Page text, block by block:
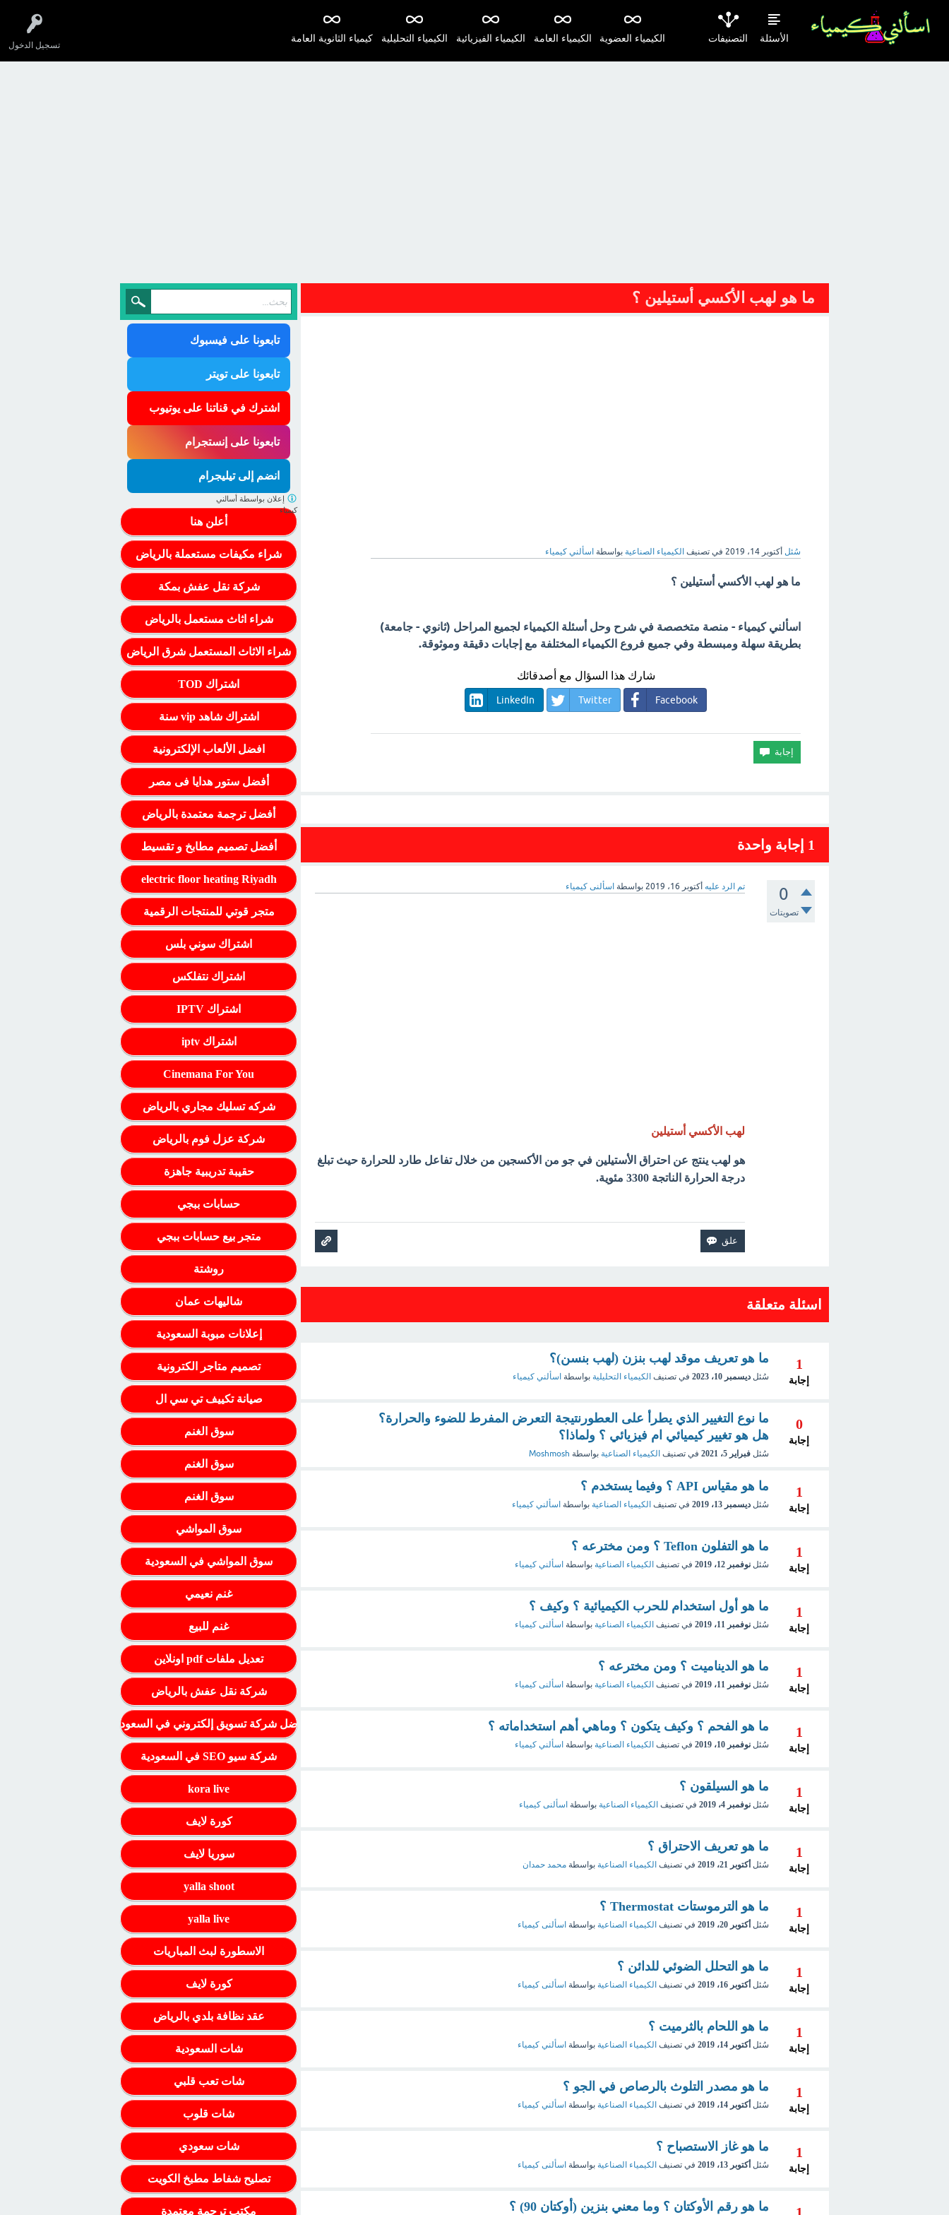
تسجيل الدخول
الأسئلة التصنيفات كيمياء الثانوية العامة الكيمياء التحليلية الكيمياء الفيزيائية الكيمياء العامة الكيمياء العضوية
ما هو لهب الأكسي أستيلين ؟
سُئل أكتوبر 14، 2019 في تصنيف الكيمياء الصناعية بواسطة اسألني كيمياء
ما هو لهب الأكسي أستيلين ؟
اسألني كيمياء - منصة متخصصة في شرح وحل أسئلة الكيمياء لجميع المراحل (ثانوي - جامعة)
بطريقة سهلة ومبسطة وفي جميع فروع الكيمياء المختلفة مع إجابات دقيقة وموثوقة.
شارك هذا السؤال مع أصدقائك
Facebook
Twitter
LinkedIn
1 إجابة واحدة
0
تصويتات
تم الرد عليه أكتوبر 16، 2019 بواسطة اسألنى كيمياء
لهب الأكسي أستيلين
هو لهب ينتج عن احتراق الأستيلين في جو من الأكسجين من خلال تفاعل طارد للحرارة حيث تبلغ
درجة الحرارة الناتجة 3300 مئوية.
اسئلة متعلقة
1
إجابة
ما هو تعريف موقد لهب بنزن (لهب بنسن)؟
سُئل ديسمبر 10، 2023 في تصنيف الكيمياء التحليلية بواسطة اسألني كيمياء
0
إجابة
ما نوع التغيير الذي يطرأ على العطورنتيجة التعرض المفرط للضوء والحرارة؟
هل هو تغيير كيميائي ام فيزيائي ؟ ولماذا؟
سُئل فبراير 5، 2021 في تصنيف الكيمياء الصناعية بواسطة Moshmosh
1
إجابة
ما هو مقياس API ؟ وفيما يستخدم ؟
سُئل ديسمبر 13، 2019 في تصنيف الكيمياء الصناعية بواسطة اسألني كيمياء
1
إجابة
ما هو التفلون Teflon ؟ ومن مخترعه ؟
سُئل نوفمبر 12، 2019 في تصنيف الكيمياء الصناعية بواسطة اسألني كيمياء
1
إجابة
ما هو أول استخدام للحرب الكيميائية ؟ وكيف ؟
سُئل نوفمبر 11، 2019 في تصنيف الكيمياء الصناعية بواسطة اسألنى كيمياء
1
إجابة
ما هو الديناميت ؟ ومن مخترعه ؟
سُئل نوفمبر 11، 2019 في تصنيف الكيمياء الصناعية بواسطة اسألنى كيمياء
1
إجابة
ما هو الفحم ؟ وكيف يتكون ؟ وماهي أهم استخداماته ؟
سُئل نوفمبر 10، 2019 في تصنيف الكيمياء الصناعية بواسطة اسألني كيمياء
1
إجابة
ما هو السيلقون ؟
سُئل نوفمبر 4، 2019 في تصنيف الكيمياء الصناعية بواسطة اسألنى كيمياء
1
إجابة
ما هو تعريف الاحتراق ؟
سُئل أكتوبر 21، 2019 في تصنيف الكيمياء الصناعية بواسطة محمد حمدان
1
إجابة
ما هو الترموستات Thermostat ؟
سُئل أكتوبر 20، 2019 في تصنيف الكيمياء الصناعية بواسطة اسألنى كيمياء
1
إجابة
ما هو التحلل الضوئي للدائن ؟
سُئل أكتوبر 16، 2019 في تصنيف الكيمياء الصناعية بواسطة اسألنى كيمياء
1
إجابة
ما هو اللحام بالثرميت ؟
سُئل أكتوبر 14، 2019 في تصنيف الكيمياء الصناعية بواسطة اسألني كيمياء
1
إجابة
ما هو مصدر التلوث بالرصاص في الجو ؟
سُئل أكتوبر 14، 2019 في تصنيف الكيمياء الصناعية بواسطة اسألني كيمياء
1
إجابة
ما هو غاز الاستصباح ؟
سُئل أكتوبر 13، 2019 في تصنيف الكيمياء الصناعية بواسطة اسألنى كيمياء
ما هو رقم الأوكتان ؟ وما معني بنزين (أوكتان 90) ؟
تابعونا على فيسبوك
تابعونا على تويتر
اشترك في قناتنا على يوتيوب
تابعونا على إنستجرام
انضم إلى تيليجرام
أعلن هنا
شراء مكيفات مستعملة بالرياض
شركة نقل عفش بمكة
شراء اثاث مستعمل بالرياض
شراء الاثاث المستعمل شرق الرياض
اشتراك TOD
اشتراك شاهد vip سنة
افضل الألعاب الإلكترونية
أفضل ستور هدايا فى مصر
أفضل ترجمة معتمدة بالرياض
أفضل تصميم مطابخ و تقسيط
electric floor heating Riyadh
متجر قوتي للمنتجات الرقمية
اشتراك سوني بلس
اشتراك نتفلكس
اشتراك IPTV
اشتراك iptv
Cinemana For You
شركه تسليك مجاري بالرياض
شركة عزل فوم بالرياض
حقيبة تدريبية جاهزة
حسابات ببجي
متجر بيع حسابات ببجي
روشتة
شاليهات عمان
إعلانات مبوبة السعودية
تصميم متاجر الكترونية
صيانة تكييف تي سي ال
سوق الغنم
سوق الغنم
سوق الغنم
سوق المواشي
سوق المواشي في السعودية
غنم نعيمي
غنم للبيع
تعديل ملفات pdf اونلاين
شركة نقل عفش بالرياض
أفضل شركة تسويق إلكتروني في السعودية
شركة سيو SEO في السعودية
kora live
كورة لايف
سوريا لايف
yalla shoot
yalla live
الاسطورة لبث المباريات
كورة لايف
عقد نظافة بلدي بالرياض
شات السعودية
شات تعب قلبي
شات قلوب
شات سعودي
تصليح شفاط مطبخ الكويت
مكتب ترجمة معتمدة
إعلان بواسطة أسالني
كيمياء